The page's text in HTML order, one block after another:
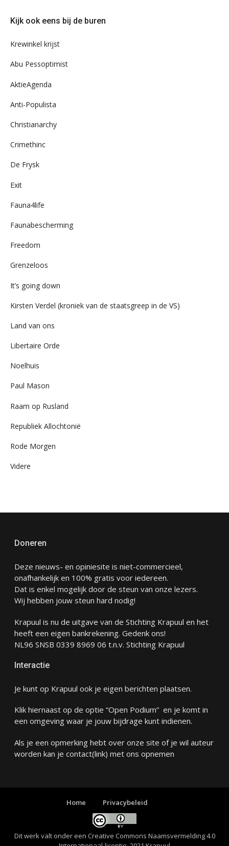
ons
Kijk ook eens bij de buren
Krewinkel krijst
Abu Pessoptimist
AktieAgenda
Anti-Populista
Christianarchy
Crimethinc
De Frysk
Exit
Fauna4life
Faunabescherming
Freedom
Grenzeloos
It’s going down
Kirsten Verdel (kroniek van de staatsgreep in de VS)
Land van ons
Libertaire Orde
Noelhuis
Paul Mason
Raam op Rusland
Republiek Allochtonië
Rode Morgen
Videre
Doneren
Deze nieuws- en opiniesite is niet-commercieel,
onafhankelijk en 100% gratis voor iedereen.
Dat is enkel mogelijk door de steun van onze lezers.
Wij hebben jouw steun hard nodig!
Krapuul is nu de uitgave van de Stichting Krapuul en het
heeft een eigen bankrekening. Gedenk ons!
NL96 SNSB 0339 8969 06 t.n.v. Stichting Krapuul
Interactie
Je kunt op Krapuul ook je eigen berichten plaatsen.
Klik hiernaast op de optie “Open Podium” en je komt in
een omgeving waar je jouw bijdrage kunt indienen.
Als je een opmerking hebt over onze site of je wil auteur
worden kan je contact(link) met ons opnemen
Home Privacybeleid
Dit werk valt onder een Creative Commons Naamsvermelding 4.0